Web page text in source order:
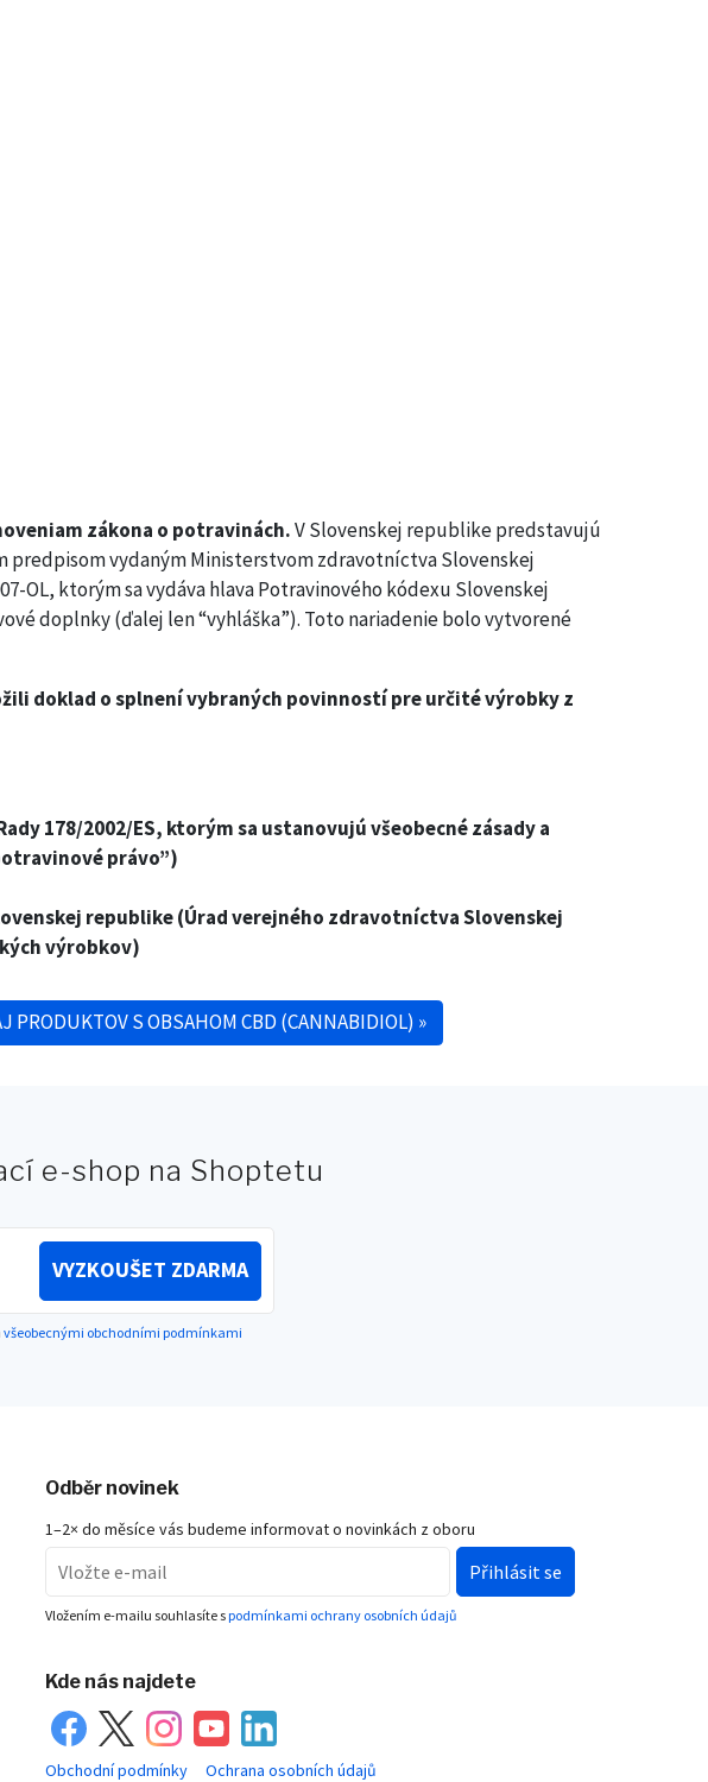
zákona o potravinách.V Slovenskej republike predstavujú
predpisom vydaným Ministerstvom zdravotníctva Slovenskej
OL, ktorým sa vydáva hlava Potravinového kódexu Slovenskej
doplnky (ďalej len “vyhláška”). Toto nariadenie bolo vytvorené
doklad o splnení vybraných povinností pre určité výrobky z
178/2002/ES, ktorým sa ustanovujú všeobecné zásady a
právo”)
republike (Úrad verejného zdravotníctva Slovenskej
výrobkov)
PRODUKTOV S OBSAHOM CBD (CANNABIDIOL) »
e-shop na Shoptetu
VYZKOUŠET ZDARMA
všeobecnými obchodními podmínkami
Odběr novinek
1–2× do měsíce vás budeme informovat o novinkách z oboru
Přihlásit se
Vložením e-mailu souhlasíte spodmínkami ochrany osobních údajů
Kde nás najdete
Obchodní podmínky Ochrana osobních údajů